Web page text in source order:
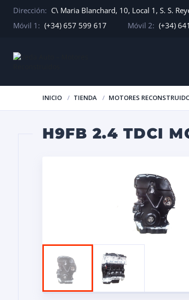
Dirección: C\ Maria Blanchard, 10, Local 1, S. S.
Móvil 1: (+34) 657 599 617 Móvil 2: (+34)
INICIO TIENDA MOTORES
H9FB 2.4 TDCI